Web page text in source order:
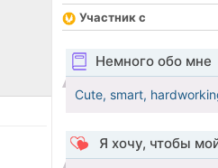
Участник с
Немного обо мне
Cute, smart,
Я хочу, чтобы